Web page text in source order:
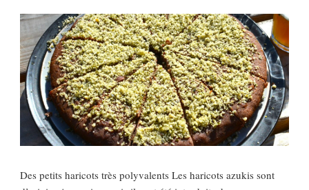
Des petits haricots très polyvalents Les haricots azukis sont